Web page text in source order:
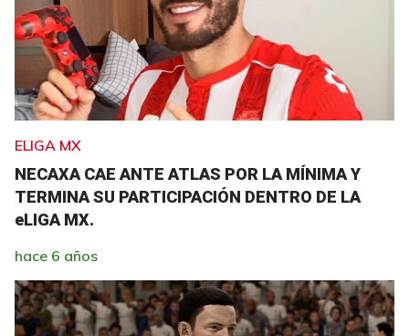
ELIGA MX
NECAXA CAE ANTE ATLAS POR LA MÍNIMA Y
TERMINA SU PARTICIPACIÓN DENTRO DE LA
eLIGA MX.
hace 6 años